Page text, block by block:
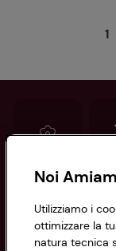
1
Conad
Informazioni
Noi
Utilizziamo i
ottimizzare la
natura tecnica